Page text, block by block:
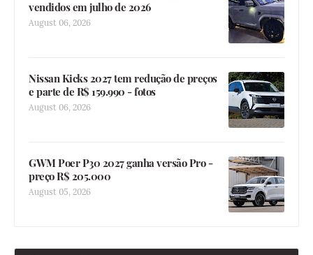
vendidos em julho de 2026
August 06, 2026
Nissan Kicks 2027 tem redução de preços
e parte de R$ 159.990 - fotos
August 06, 2026
GWM Poer P30 2027 ganha versão Pro -
preço R$ 205.000
August 05, 2026